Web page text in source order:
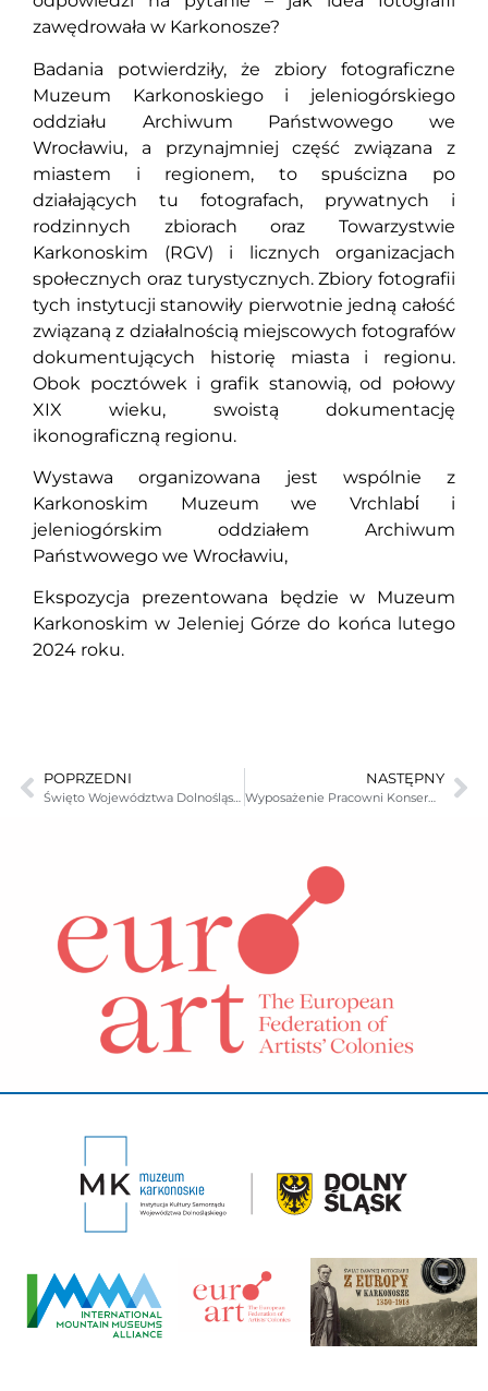
zawędrowała w Karkonosze?
Badania potwierdziły, że zbiory fotograficzne
Muzeum Karkonoskiego i jeleniogórskiego
oddziału Archiwum Państwowego we
Wrocławiu, a przynajmniej część związana z
miastem i regionem, to spuścizna po
działających tu fotografach, prywatnych i
rodzinnych zbiorach oraz Towarzystwie
Karkonoskim (RGV) i licznych organizacjach
społecznych oraz turystycznych. Zbiory fotografii
tych instytucji stanowiły pierwotnie jedną całość
związaną z działalnością miejscowych fotografów
dokumentujących historię miasta i regionu.
Obok pocztówek i grafik stanowią, od połowy
XIX wieku, swoistą dokumentację
ikonograficzną regionu.
Wystawa organizowana jest wspólnie z
Karkonoskim Muzeum we Vrchlabί i
jeleniogórskim oddziałem Archiwum
Państwowego we Wrocławiu,
Ekspozycja prezentowana będzie w Muzeum
Karkonoskim w Jeleniej Górze do końca lutego
2024 roku.
POPRZEDNI
Święto Województwa Dolnośląskiego
NASTĘPNY
Wyposażenie Pracowni Konserwatorskiej Muzeum Karkonoskiego w Jeleniej Górze